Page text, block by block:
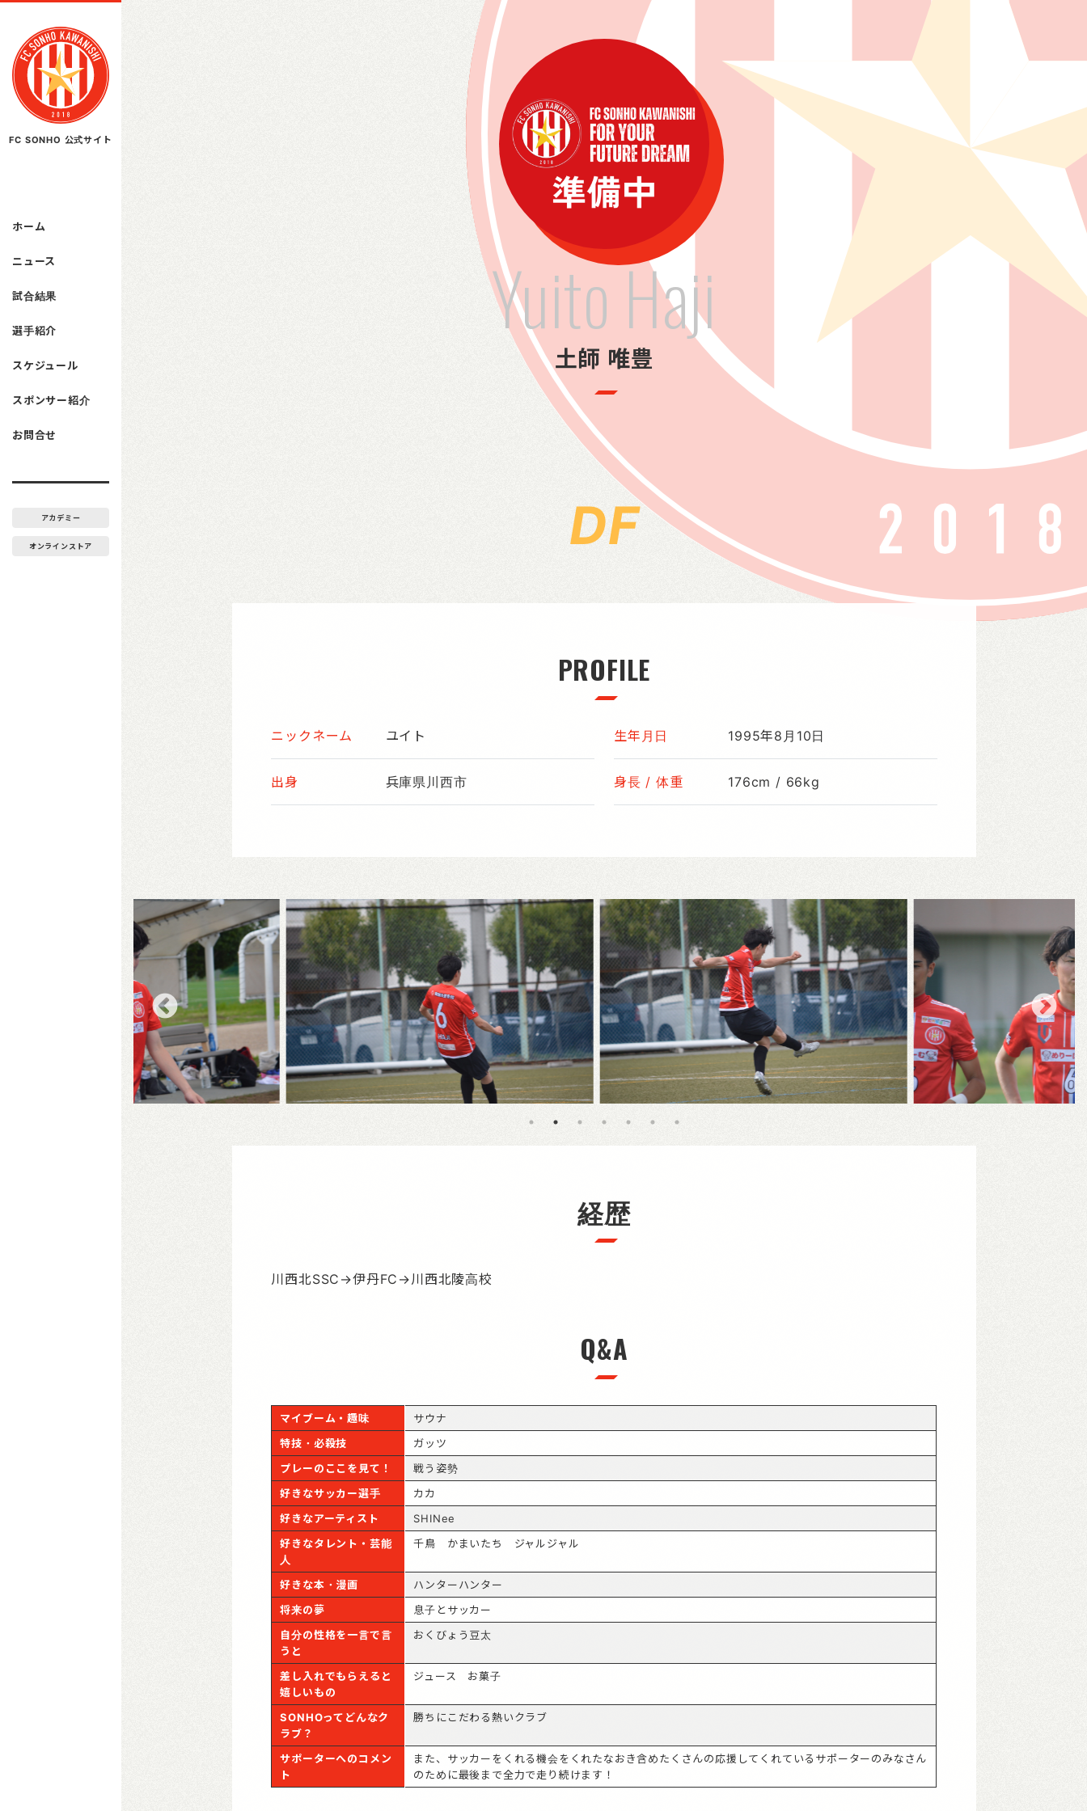
FC SONHO 公式サイト
ホーム
ニュース
試合結果
選手紹介
スケジュール
スポンサー紹介
お問合せ
アカデミー
オンラインストア
Yuito Haji
土師 唯豊
DF
PROFILE
ニックネーム ユイト 生年月日 1995年8月10日
出身 兵庫県川西市 身長 / 体重 176cm / 66kg
経歴
川西北SSC→伊丹FC→川西北陵高校
Q&A
マイブーム・趣味
サウナ
特技・必殺技
ガッツ
プレーのここを見て！
戦う姿勢
好きなサッカー選手
カカ
好きなアーティスト
SHINee
好きなタレント・芸能
人
千鳥 かまいたち ジャルジャル
好きな本・漫画
ハンターハンター
将来の夢
息子とサッカー
自分の性格を一言で言
うと
おくびょう豆太
差し入れでもらえると
嬉しいもの
ジュース お菓子
SONHOってどんなク
ラブ？
勝ちにこだわる熱いクラブ
サポーターへのコメン
ト
また、サッカーをくれる機会をくれたなおき含めたくさんの応援してくれているサポーターのみなさん
のために最後まで全力で走り続けます！